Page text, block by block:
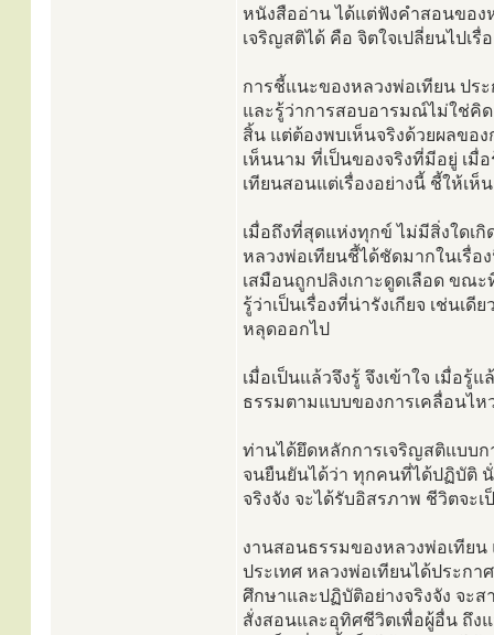
หนังสืออ่าน ได้แต่ฟังคำสอนของ
เจริญสติได้ คือ จิตใจเปลี่ยนไปเรื่อ
การชี้แนะของหลวงพ่อเทียน ปร
และรู้ว่าการสอบอารมณ์ไม่ใช่คิ
สิ้น แต่ต้องพบเห็นจริงด้วยผลขอ
เห็นนาม ที่เป็นของจริงที่มีอยู่ เ
เทียนสอนแต่เรื่องอย่างนี้ ชี้ให้เห็
เมื่อถึงที่สุดแห่งทุกข์ ไม่มีสิ่งใดเ
หลวงพ่อเทียนชี้ได้ชัดมากในเรื่อ
เสมือนถูกปลิงเกาะดูดเลือด ขณ
รู้ว่าเป็นเรื่องที่น่ารังเกียจ เช่นเ
หลุดออกไป
เมื่อเป็นแล้วจึงรู้ จึงเข้าใจ เมื่อ
ธรรมตามแบบของการเคลื่อนไ
ท่านได้ยึดหลักการเจริญสติแบบ
จนยืนยันได้ว่า ทุกคนที่ได้ปฏิบัติ นั่
จริงจัง จะได้รับอิสรภาพ ชีวิตจะ
งานสอนธรรมของหลวงพ่อเทียน
ประเทศ หลวงพ่อเทียนได้ประก
ศึกษาและปฏิบัติอย่างจริงจัง จะ
สั่งสอนและอุทิศชีวิตเพื่อผู้อื่น ถึง